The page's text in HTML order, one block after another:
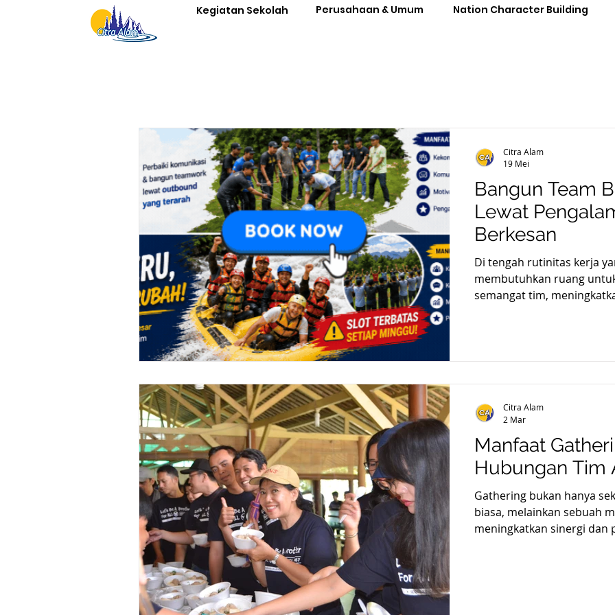
Kegiatan Sekolah Perusahaan & Umum
Nation Character Building
Bangun Team
Lewat
Berkesan
Di tengah rutinitas kerja
membutuhkan ruang
semangat tim,
experiential activity di
— tempat wisata edukasi
Citra Alam
19 Mei
Manfaat
Hubungan Tim
Gathering bukan hanya
biasa, melainkan sebuah
meningkatkan sinergi dan
Citra Alam
2 Mar